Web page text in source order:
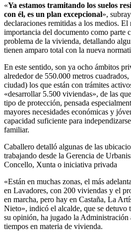
«Ya estamos tramitando los suelos
con él, es un plan excepcional»,
declaraciones remitidas a los medios.
importancia del documento como parte
problema de la vivienda, detallando
tienen amparo total con la nueva
En este sentido, son ya ocho ámbitos
alrededor de 550.000 metros
ciudad) los que están con trámites
«desarrollar 5.500 viviendas», de las
tipo de protección, pensada
mayores necesidades económicas y
capacidad suficiente para
familiar.
Caballero detalló algunas de las
trabajando desde la Gerencia de
Concello, Xunta o iniciativa privada
«Están en muchas zonas, el más
en Lavadores, con 200 viviendas y el
en marcha, pero hay en Castaña, La
Nieto», indicó el alcalde, que se detuvo
su opinión, ha jugado la Administración
tiempos en materia de vivienda.